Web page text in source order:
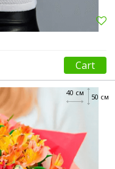
Cart
50 см
40 см